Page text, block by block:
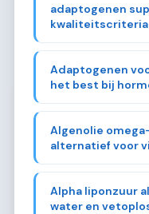
adaptogenen
kwaliteitscriteria
Adaptogenen
het best bij
Algenolie
alternatief voor
Alpha liponzuur
water en